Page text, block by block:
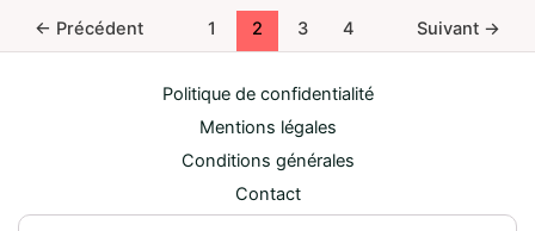
en
RC
← Précédent 1 2 3 4 Suivant →
Politique de confidentialité
Mentions légales
Conditions générales
Contact